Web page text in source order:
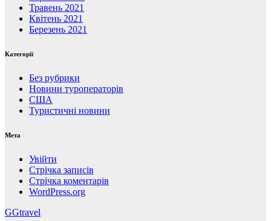
Травень 2021
Квітень 2021
Березень 2021
Категорії
Без рубрики
Новини туроператорів
США
Туристичні новини
Мета
Увійти
Стрічка записів
Стрічка коментарів
WordPress.org
GGtravel